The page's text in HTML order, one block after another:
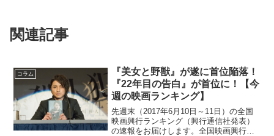
関連記事
コラム
『美女と野獣』が遂に首位陥落！
『22年目の告白』が首位に！【今
週の映画ランキング】
先週末（2017年6月10日～11日）の全国
映画興行ランキング（興行通信社発表）
の速報をお届けします。全国映画興行ラ